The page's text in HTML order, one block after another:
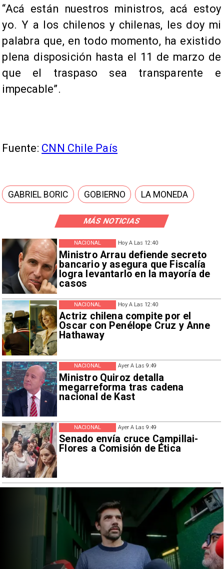
MÁS NOTICIAS
Hoy A Las 12:40
Ministro Arrau defiende secreto
bancario y asegura que Fiscalía
logra levantarlo en la mayoría de
casos
NACIONAL
Hoy A Las 12:40
Actriz chilena compite por el
Oscar con Penélope Cruz y Anne
Hathaway
NACIONAL
Ayer A Las 9:49
Ministro Quiroz detalla
megarreforma tras cadena
nacional de Kast
NACIONAL
Ayer A Las 9:49
Senado envía cruce Campillai-
Flores a Comisión de Ética
NACIONAL
“Acá están nuestros ministros, acá estoy
yo. Y a los chilenos y chilenas, les doy mi
palabra que, en todo momento, ha existido
plena disposición hasta el 11 de marzo de
que el traspaso sea transparente e
impecable”.
Fuente: CNN Chile País
GABRIEL BORIC GOBIERNO LA MONEDA